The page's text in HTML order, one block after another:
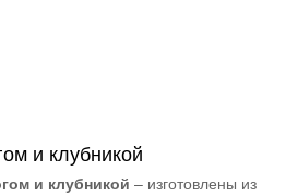
и клубникой
и клубникой – изготовлены из